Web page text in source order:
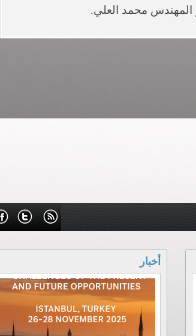
محمد العلي.
أخبار